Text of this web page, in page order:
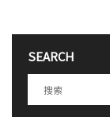
SEARCH